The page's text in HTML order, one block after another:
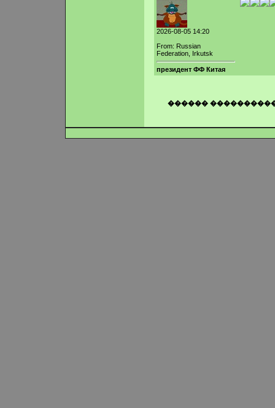
2026-08-05 14:20
From: Russian
Federation, Irkutsk
президент ФФ Китая
������